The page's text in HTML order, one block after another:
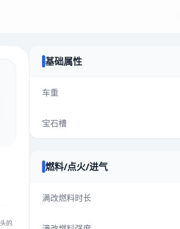
的
基础属性
车重
宝石槽
燃料/点火/进气
满改燃料时长
5.0分
5.0分